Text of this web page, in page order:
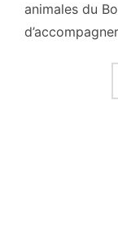
animales du